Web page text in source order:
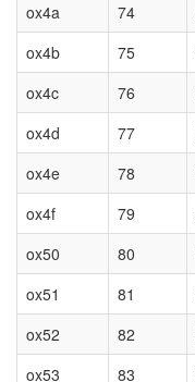
ox4a
74
ox4b
75
ox4c
76
ox4d
77
ox4e
78
ox4f
79
ox50
80
ox51
81
ox52
82
ox53
83